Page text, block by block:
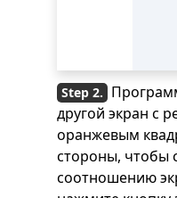
другой экран с
оранжевым
стороны, чтобы
соотношению